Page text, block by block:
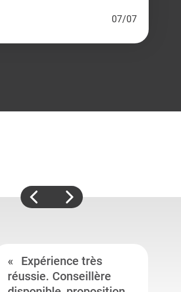
07/07
Expérience très
réussie. Conseillère